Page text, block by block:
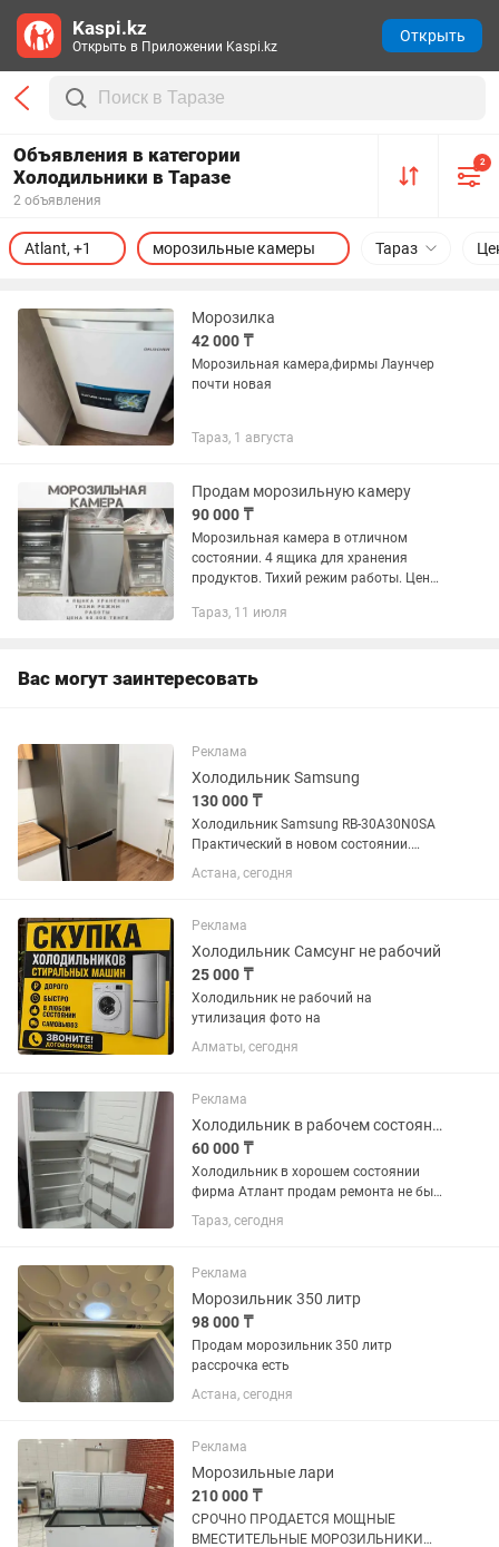
Объявления в категории
Холодильники в Таразе
2 объявления
2
Тараз
Atlant, +1 морозильные камеры
Морозилка
42 000 ₸
Морозильная камера,фирмы Лаунчер
почти новая
Тараз, 1 августа
Продам морозильную камеру
90 000 ₸
Морозильная камера в отличном
состоянии. 4 ящика для хранения
продуктов. Тихий режим работы. Цена
Тараз, 11 июля
Вас могут заинтересовать
Реклама
Холодильник Samsung
130 000 ₸
Холодильник Samsung RB-30A30N0SA
Практический в новом состоянии.
Габаритные размеры Высота1780 мм
Ширина595 мм Глубина675 мм
Астана, сегодня
Реклама
Холодильник Самсунг не рабочий
25 000 ₸
Холодильник не рабочий на
утилизация фото на
Алматы, сегодня
Реклама
Холодильник в рабочем состоянии
60 000 ₸
Холодильник в хорошем состоянии
фирма Атлант продам ремонта не был
всё работает торг на месте
Тараз, сегодня
Реклама
Морозильник 350 литр
98 000 ₸
Продам морозильник 350 литр
рассрочка есть
Астана, сегодня
Реклама
Морозильные лари
210 000 ₸
СРОЧНО ПРОДАЕТСЯ МОЩНЫЕ
ВМЕСТИТЕЛЬНЫЕ МОРОЗИЛЬНИКИ
Kaspi.kz
Открыть в Приложении Kaspi.kz
Открыть